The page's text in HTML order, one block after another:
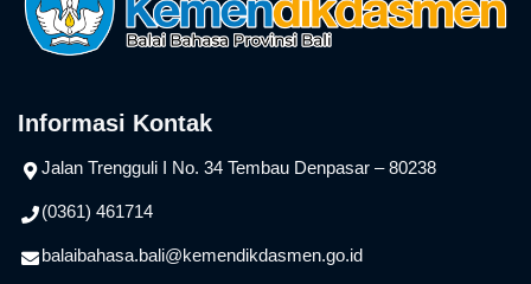
Informasi Kontak
Jalan Trengguli I No. 34 Tembau Denpasar – 80238
(0361) 461714
balaibahasa.bali@kemendikdasmen.go.id